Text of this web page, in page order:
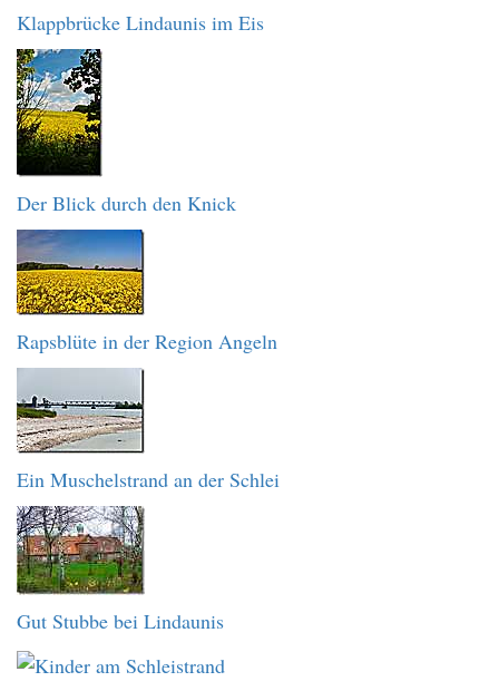
Klappbrücke Lindaunis im Eis
Der Blick durch den Knick
Rapsblüte in der Region Angeln
Ein Muschelstrand an der Schlei
Gut Stubbe bei Lindaunis